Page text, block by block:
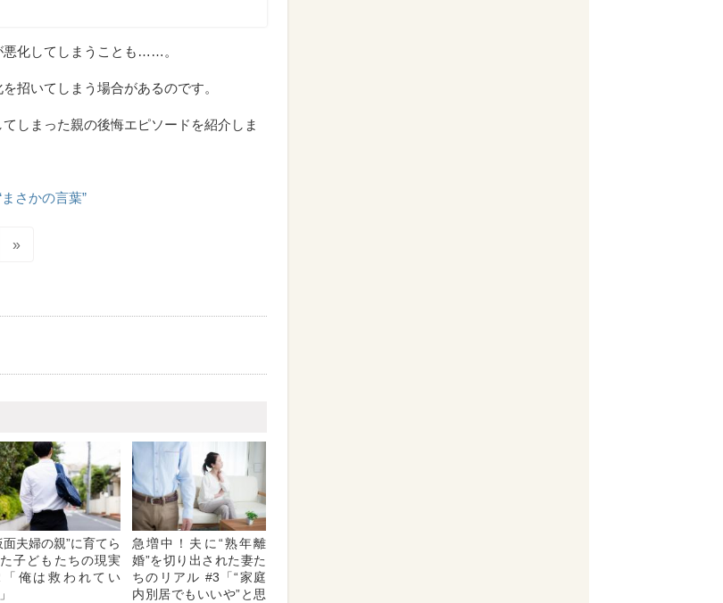
悪化してしまうことも……。
招いてしまう場合があるのです。
しまった親の後悔エピソードを紹介しま
さかの言葉”
»
面夫婦の親”に育てら
子どもたちの現実
「俺は救われてい
急増中！夫に“熟年離
婚”を切り出された妻た
ちのリアル #3「“家庭
内別居でもいいや”と思